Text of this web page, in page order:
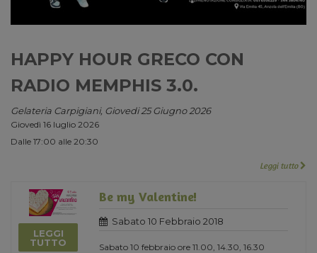
HAPPY HOUR GRECO CON
RADIO MEMPHIS 3.0.
Gelateria Carpigiani, Giovedi 25 Giugno 2026
Giovedì 16 luglio 2026
Dalle 17:00 alle 20:30
Leggi tutto
LEGGI
TUTTO
Be my Valentine!
Sabato 10 Febbraio 2018
Sabato 10 febbraio ore 11.00, 14.30, 16.30